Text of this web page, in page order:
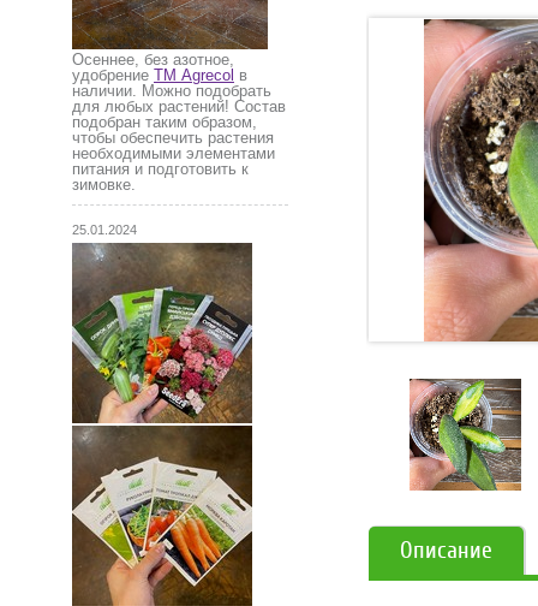
Осеннее, без азотное,
удобрение ТМ Agrecol в
наличии. Можно подобрать
для любых растений! Состав
подобран таким образом,
чтобы обеспечить растения
необходимыми элементами
питания и подготовить к
зимовке.
25.01.2024
Описание